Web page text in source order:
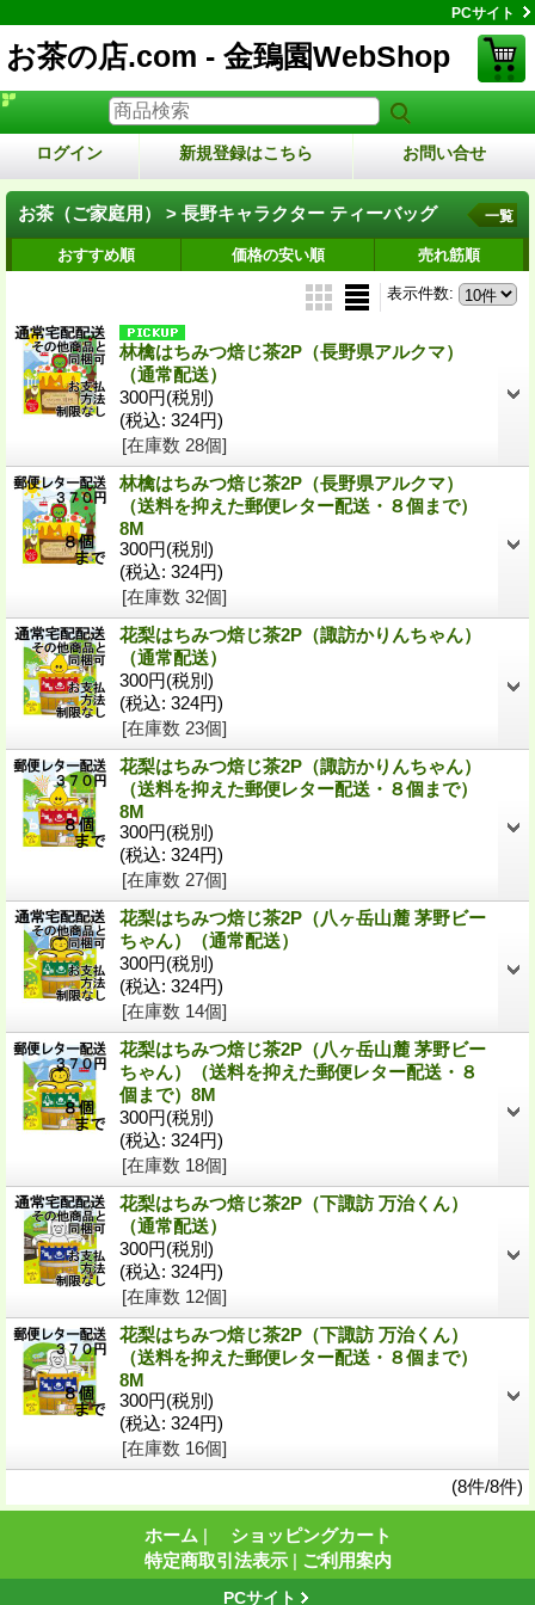
PCサイト
お茶の店.com - 金鵄園WebShop
ログイン 新規登録はこちら お問い合せ
お茶（ご家庭用） > 長野キャラクター ティーバッグ 一覧
おすすめ順 価格の安い順 売れ筋順
表示件数:
林檎はちみつ焙じ茶2P（長野県アルクマ）
（通常配送）
300円(税別)
(税込: 324円)
[在庫数 28個]
林檎はちみつ焙じ茶2P（長野県アルクマ）
（送料を抑えた郵便レター配送・８個まで）
8M
300円(税別)
(税込: 324円)
[在庫数 32個]
花梨はちみつ焙じ茶2P（諏訪かりんちゃん）
（通常配送）
300円(税別)
(税込: 324円)
[在庫数 23個]
花梨はちみつ焙じ茶2P（諏訪かりんちゃん）
（送料を抑えた郵便レター配送・８個まで）
8M
300円(税別)
(税込: 324円)
[在庫数 27個]
花梨はちみつ焙じ茶2P（八ヶ岳山麓 茅野ビー
ちゃん）（通常配送）
300円(税別)
(税込: 324円)
[在庫数 14個]
花梨はちみつ焙じ茶2P（八ヶ岳山麓 茅野ビー
ちゃん）（送料を抑えた郵便レター配送・８
個まで）8M
300円(税別)
(税込: 324円)
[在庫数 18個]
花梨はちみつ焙じ茶2P（下諏訪 万治くん）
（通常配送）
300円(税別)
(税込: 324円)
[在庫数 12個]
花梨はちみつ焙じ茶2P（下諏訪 万治くん）
（送料を抑えた郵便レター配送・８個まで）
8M
300円(税別)
(税込: 324円)
[在庫数 16個]
(8件/8件)
ホーム |
ショッピングカート
特定商取引法表示 | ご利用案内
PCサイト